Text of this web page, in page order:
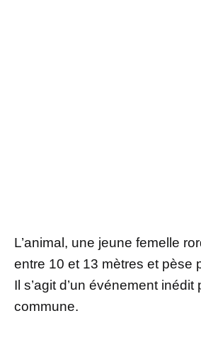
L’animal, une jeune femelle
entre 10 et 13 mètres et pèse
Il s’agit d’un événement inédit
commune.